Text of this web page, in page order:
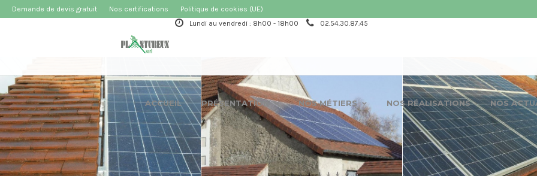
Demande de devis gratuit Nos certifications
Politique de cookies (UE)
Lundi au vendredi : 8h00 - 18h00
02.54.30.87.45
ACCUEIL PRÉSENTATION NOS MÉTIERS NOS RÉALISATIONS NOS